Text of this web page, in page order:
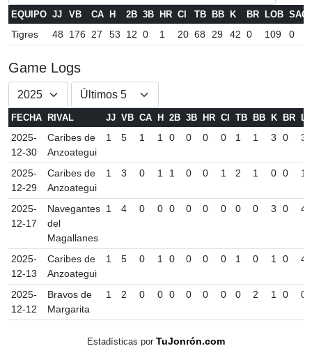
EQUIPO JJ VB CA H 2B 3B HR CI TB BB K BR LOB SAC
Tigres 48 176 27 53 12 0 1 20 68 29 42 0 109 0
Game Logs
FECHA RIVAL JJ VB CA H 2B 3B HR CI TB BB K BR
2025-
12-30
Caribes de
Anzoategui
1 5 1 1 0 0 0 0 1 1 3 0 3
2025-
12-29
Caribes de
Anzoategui
1 3 0 1 1 0 0 1 2 1 0 0 1
2025-
12-17
Navegantes
del
Magallanes
1 4 0 0 0 0 0 0 0 0 3 0 4
2025-
12-13
Caribes de
Anzoategui
1 5 0 1 0 0 0 0 1 0 1 0 4
2025-
12-12
Bravos de
Margarita
1 2 0 0 0 0 0 0 0 2 1 0 0
Estadísticas por TuJonrón.com